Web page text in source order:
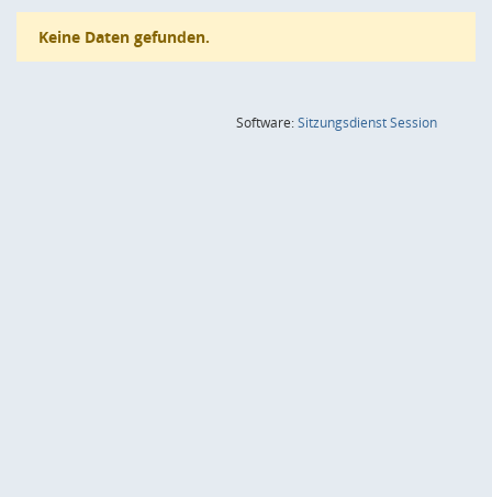
Keine Daten gefunden.
Software:SitzungsdienstSession(Wird in